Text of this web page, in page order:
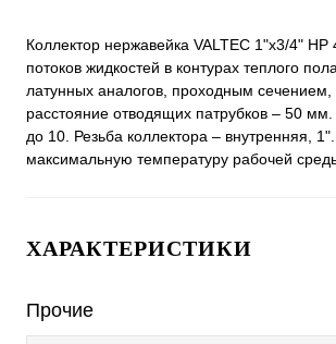
Коллектор нержавейка VALTEC 1"х3/4"
потоков жидкостей в контурах теплого
латунных аналогов, проходным
расстояние отводящих патрубков – 50
до 10. Резьба коллектора – внутренняя,
максимальную температуру рабочей
ХАРАКТЕРИСТИКИ
Прочие